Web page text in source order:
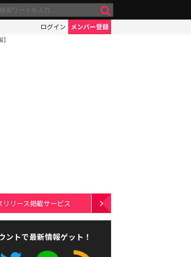
ログイン メンバー登録
リリース掲載サービス
ントで最新情報ゲット！